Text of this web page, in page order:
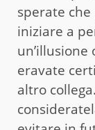
sperate
iniziare a
eravate
altro